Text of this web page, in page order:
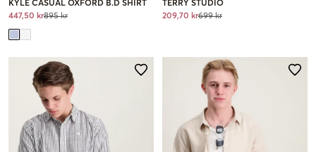
KYLE CASUAL OXFORD B.D SHIRT
447,50 kr895 kr
TERRY STUDIO
209,70 kr699 kr